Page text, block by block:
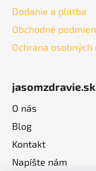
Dodanie a platba
Obchodné
Ochrana osobných
jasomzdravie.sk
O nás
Blog
Kontakt
Napíšte nám